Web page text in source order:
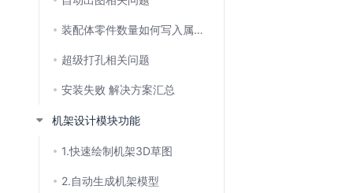
装配体零件数量如何写入属性,再关联工程图?
超级打孔相关问题
安装失败 解决方案汇总
机架设计模块功能
1.快速绘制机架3D草图
2.自动生成机架模型